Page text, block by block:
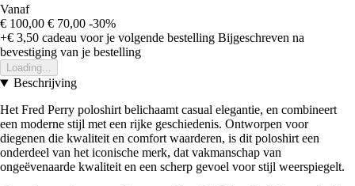
Vanaf
€ 100,00 € 70,00 -30%
+€ 3,50 cadeau voor je volgende bestelling Bijgeschreven na
bevestiging van je bestelling
Loading...
Beschrijving
Het Fred Perry poloshirt belichaamt casual elegantie, en combineert
een moderne stijl met een rijke geschiedenis. Ontworpen voor
diegenen die kwaliteit en comfort waarderen, is dit poloshirt een
onderdeel van het iconische merk, dat vakmanschap van
ongeëvenaarde kwaliteit en een scherp gevoel voor stijl weerspiegelt.